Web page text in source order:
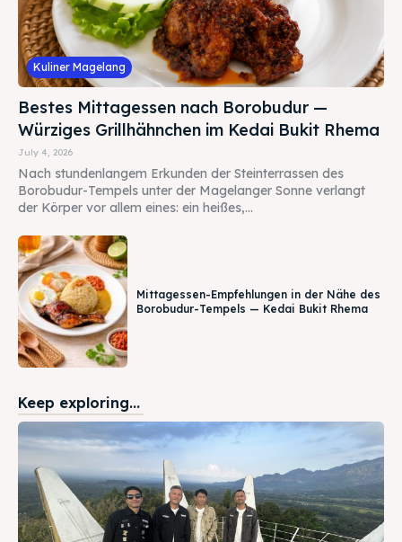
Kuliner Magelang
Bestes Mittagessen nach Borobudur —
Würziges Grillhähnchen im Kedai Bukit Rhema
July 4, 2026
Nach stundenlangem Erkunden der Steinterrassen des
Borobudur-Tempels unter der Magelanger Sonne verlangt
der Körper vor allem eines: ein heißes,...
Mittagessen-Empfehlungen in der Nähe des
Borobudur-Tempels — Kedai Bukit Rhema
Keep exploring...